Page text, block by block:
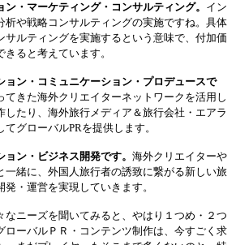
ン・マーケティング・コンサルティング。 イン
析や戦略コンサルティングの実施ですね。具体
サルティングを実施するという意味で、付加価
ると考えています。
ョン・コミュニケーション・プロデュースで
てきた海外クリエイターネットワークを活用し
したり、海外旅行メディア＆旅行会社・エアラ
グローバルPRを提供します。
ン・ビジネス開発です。 海外クリエイターや
一緒に、外国人旅行者の誘致に繋がる新しい旅
・運営を実現していきます。
なニーズを聞いてみると、やはり１つめ・２つ
ローバルＰＲ・コンテンツ制作は、今すごく求